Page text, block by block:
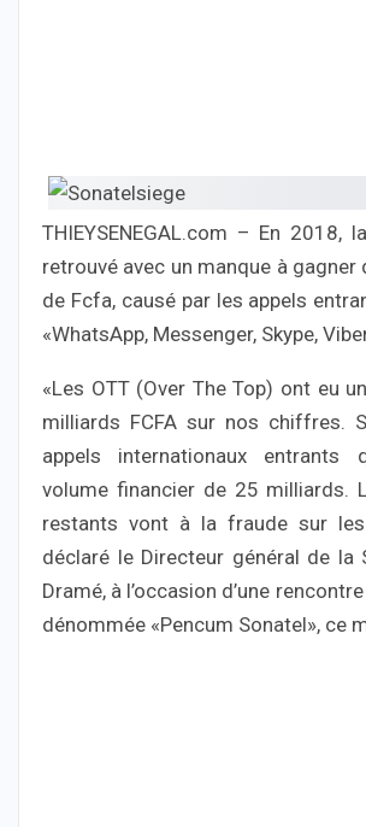
THIEYSENEGAL.com – En 2018,
retrouvé avec un manque à
de Fcfa, causé par les appels
«WhatsApp, Messenger, Skype,
«Les OTT (Over The Top) ont eu
milliards FCFA sur nos chiffres.
appels internationaux entrants
volume financier de 25 milliards.
restants vont à la fraude sur
déclaré le Directeur général de la
Dramé, à l’occasion d’une
dénommée «Pencum Sonatel», ce